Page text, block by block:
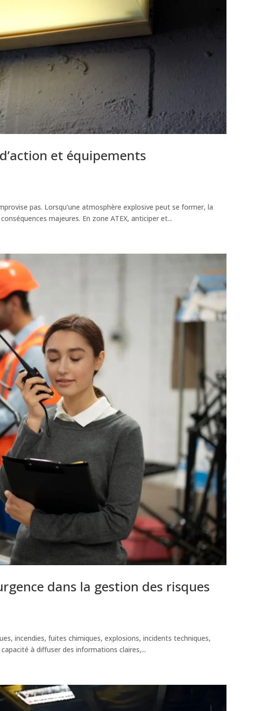
et équipements
pas. Lorsqu’une atmosphère explosive peut se former, la
majeures. En zone ATEX, anticiper et...
dans la gestion des risques
incendies, fuites chimiques, explosions, incidents techniques,
à diffuser des informations claires,...